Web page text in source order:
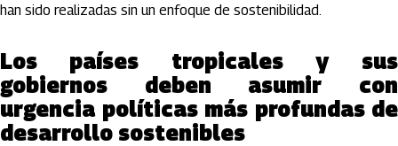
han sido realizadas sin un enfoque de sostenibilidad.
Los países tropicales y sus
gobiernos deben asumir con
urgencia políticas más profundas de
desarrollo sostenibles